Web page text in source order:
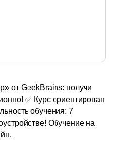
от GeekBrains: получи
✅ Курс ориентирован
обучения: 7
Обучение на